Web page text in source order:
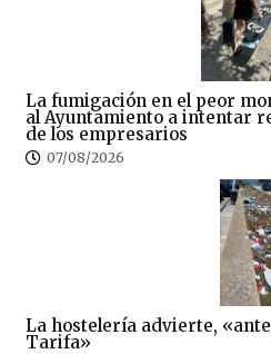
La fumigación en el peor
al Ayuntamiento a intentar
de los empresarios
07/08/2026
La hostelería advierte,
Tarifa»